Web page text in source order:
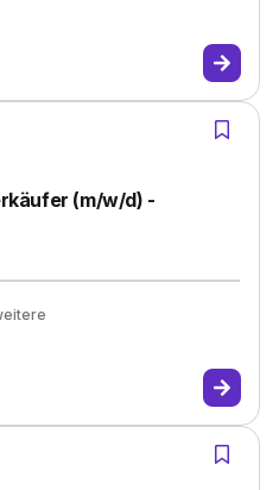
(m/w/d) -